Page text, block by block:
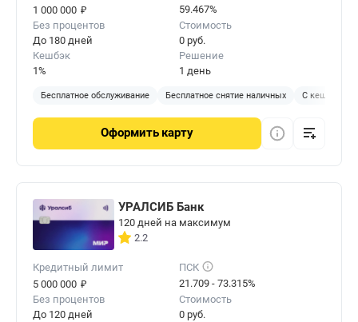
1 000 000 ₽
59.467%
Без процентов
До 180 дней
Стоимость
0 руб.
Кешбэк
1%
Решение
1 день
Бесплатное обслуживание Бесплатное снятие наличных С кешбэком
Оформить карту
УРАЛСИБ Банк
120 дней на максимум
2.2
Кредитный лимит
5 000 000 ₽
ПСК
21.709 - 73.315%
Без процентов
До 120 дней
Стоимость
0 руб.